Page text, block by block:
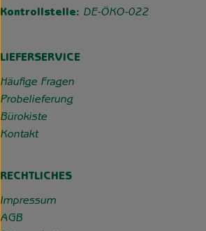
Kontrollstelle: DE-ÖKO-022
LIEFERSERVICE
Häufige Fragen
Probelieferung
Bürokiste
Kontakt
RECHTLICHES
Impressum
AGB